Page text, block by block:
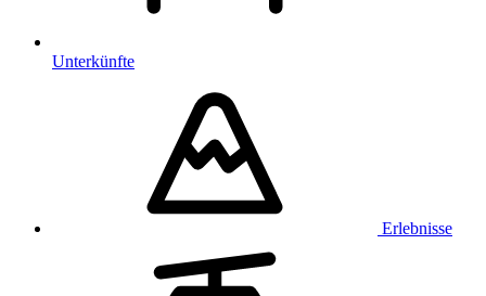
Unterkünfte
Erlebnisse